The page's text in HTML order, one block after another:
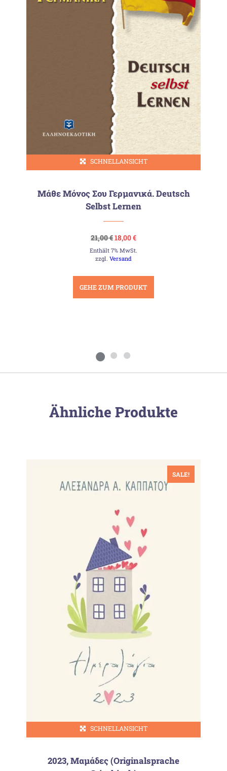
SCHNELLANSICHT
Μάθε Μόνος Σου Γερμανικά. Deutsch
Selbst Lernen
21,00€Ursprünglicher
Preis
war:
21,00 €
18,00€Aktueller
ist:
Enthält 7% MwSt.
zzgl.Versand
GEHE ZUM PRODUKT
Ähnliche Produkte
SALE!
SCHNELLANSICHT
2023, Μαμάδες (Originalsprache